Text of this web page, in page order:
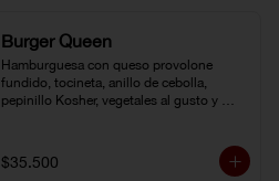
Burger Queen
Hamburguesa con queso provolone
fundido, tocineta, anillo de cebolla,
pepinillo Kosher, vegetales al gusto y
$35.500